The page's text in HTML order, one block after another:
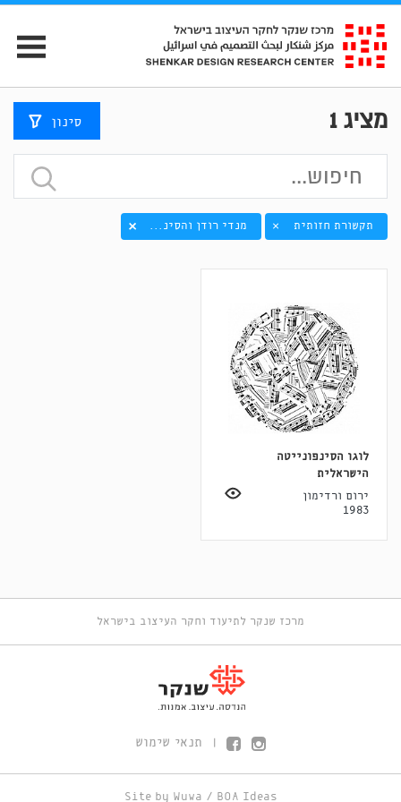
מציג1 סינון
תקשורת חזותית × מנדי רודן והסינ...
לוגו הסינפונייטה
הישראלית
ירום ורדימון
1983
מרכז שנקר לתיעוד וחקר העיצוב בישראל
תנאי שימוש
Site by Wuwa / BOA Ideas